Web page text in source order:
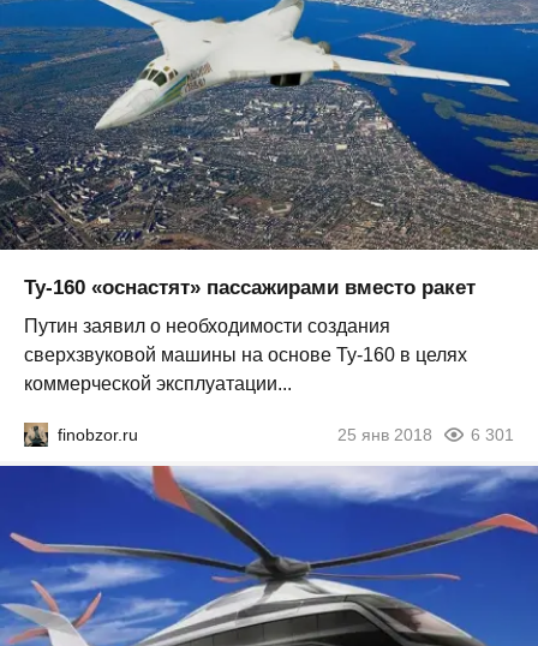
Ту-160 «оснастят» пассажирами вместо ракет
Путин заявил о необходимости создания
сверхзвуковой машины на основе Ту-160 в целях
коммерческой эксплуатации...
finobzor.ru 25 янв 2018 6 301